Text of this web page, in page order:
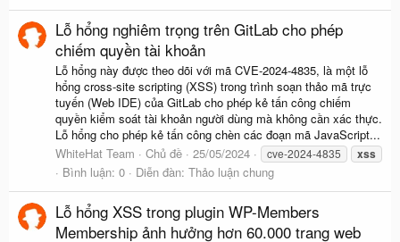
Lỗ hổng nghiêm trọng trên GitLab cho phép
chiếm quyền tài khoản
Lỗ hổng này được theo dõi với mã CVE-2024-4835, là một lỗ
hổng cross-site scripting (XSS) trong trình soạn thảo mã trực
tuyến (Web IDE) của GitLab cho phép kẻ tấn công chiếm
quyền kiểm soát tài khoản người dùng mà không cần xác thực.
Lỗ hổng cho phép kẻ tấn công chèn các đoạn mã JavaScript...
WhiteHat Team
Chủ đề 25/05/2024 cve-2024-4835 xss
Bình luận: 0 Diễn đàn: Thảo luận chung
Lỗ hổng XSS trong plugin WP-Members
Membership ảnh hưởng hơn 60.000 trang web